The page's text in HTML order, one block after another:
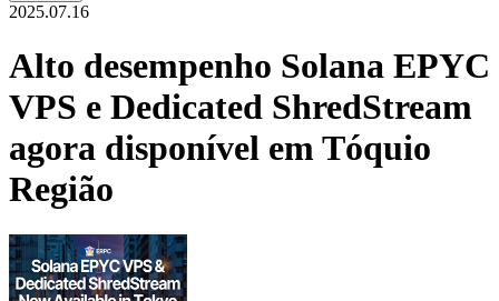
2025.07.16
Alto desempenho Solana EPYC
VPS e Dedicated ShredStream
agora disponível em Tóquio
Região